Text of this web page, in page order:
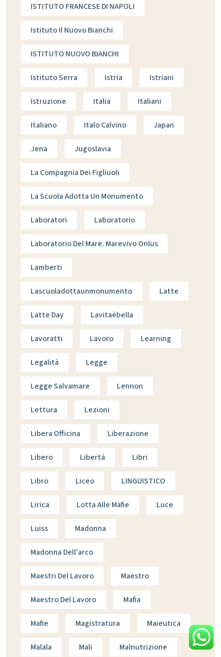
ISTITUTO FRANCESE DI NAPOLI
Istituto Il Nuovo Bianchi
ISTITUTO NUOVO BIANCHI
Istituto Serra Istria Istriani
Istruzione Italia Italiani
Italiano Italo Calvino Japan
Jena Jugoslavia
La Compagnia Dei Figliuoli
La Scuola Adotta Un Monumento
Laboratori Laboratorio
Laboratorio Del Mare. Marevivo Onlus
Lamberti
Lascuoladottaunmonumento Latte
Latte Day Lavitaèbella
Lavoratti Lavoro Learning
Legalità Legge
Legge Salvamare Lennon
Lettura Lezioni
Libera Officina Liberazione
Libero Libertà Libri
Libro Liceo LINGUISTICO
Lirica Lotta Alle Mafie Luce
Luiss Madonna
Madonna Dell'arco
Maestri Del Lavoro Maestro
Maestro Del Lavoro Mafia
Mafie Magistratura Maieutica
Malala Mali Malnutrizione